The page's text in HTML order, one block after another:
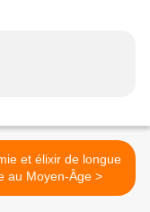
et élixir de longue
vie au Moyen-Âge >